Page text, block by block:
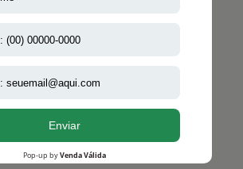
+AAZ PERFUMES
Instagram